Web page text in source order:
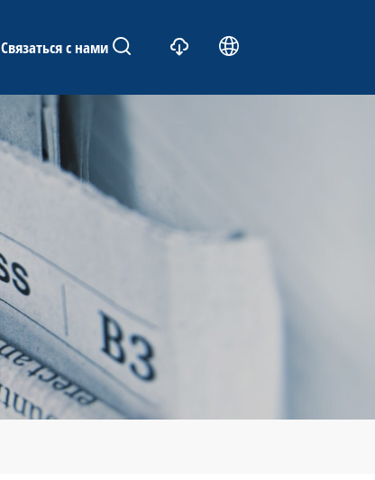
Связаться с нами